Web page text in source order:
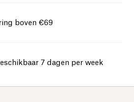
boven €69
7 dagen per week